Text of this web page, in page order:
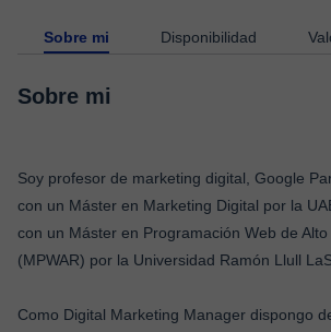
Sobre mi Disponibilidad
Sobre mi
Soy profesor de marketing digital, Google
con un Máster en Marketing Digital por la
con un Máster en Programación Web de
(MPWAR) por la Universidad Ramón Llull
Como Digital Marketing Manager dispongo